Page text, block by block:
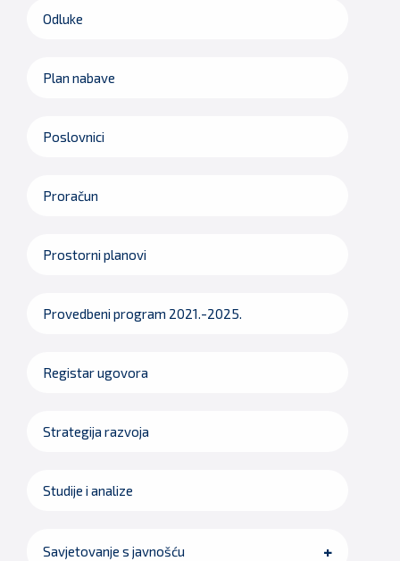
Odluke
Plan nabave
Poslovnici
Proračun
Prostorni planovi
Provedbeni program 2021.-2025.
Registar ugovora
Strategija razvoja
Studije i analize
Savjetovanje s javnošću